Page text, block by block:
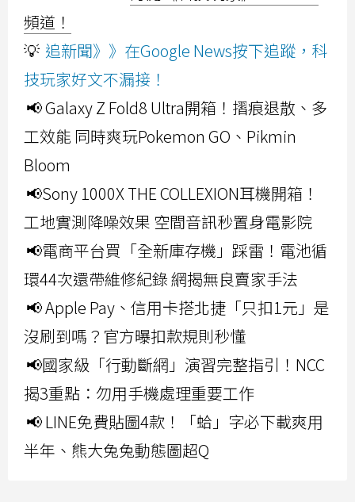
頻道！
💡 追新聞》》在Google News按下追蹤，科
技玩家好文不漏接！
📢 Galaxy Z Fold8 Ultra開箱！摺痕退散、多
工效能 同時爽玩Pokemon GO、Pikmin
Bloom
📢Sony 1000X THE COLLEXION耳機開箱！
工地實測降噪效果 空間音訊秒置身電影院
📢電商平台買「全新庫存機」踩雷！電池循
環44次還帶維修紀錄 網揭無良賣家手法
📢 Apple Pay、信用卡搭北捷「只扣1元」是
沒刷到嗎？官方曝扣款規則秒懂
📢國家級「行動斷網」演習完整指引！NCC
揭3重點：勿用手機處理重要工作
📢 LINE免費貼圖4款！「蛤」字必下載爽用
半年、熊大兔兔動態圖超Q